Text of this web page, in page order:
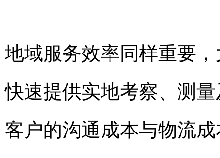
地域服务效率同样重要
快速提供实地考察、测
客户的沟通成本与物流